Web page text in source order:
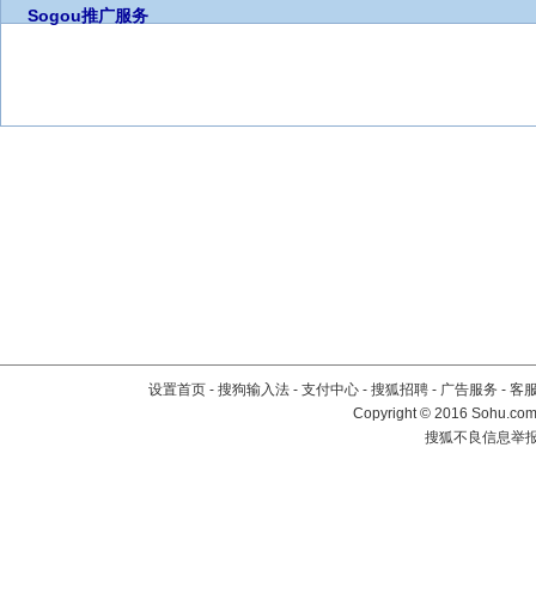
Sogou推广服务
设置首页 - 搜狗输入法 - 支付中心 - 搜狐招聘 - 广告服务 - 客
Copyright©2016
搜狐不良信息举